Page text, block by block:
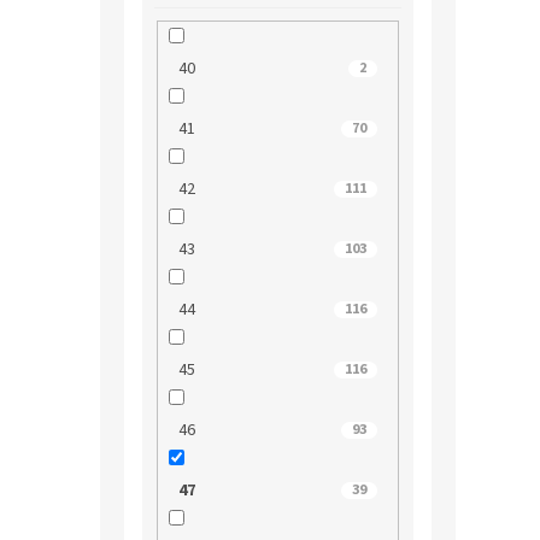
40 2
41 70
42 111
43 103
44 116
45 116
46 93
47 39